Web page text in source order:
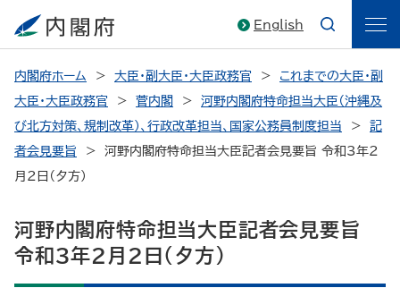
English
内閣府ホーム 大臣・副大臣・大臣政務官
これまでの大臣・副
大臣・大臣政務官
菅内閣
河野内閣府特命担当大臣（沖縄及
び北方対策、規制改革）、行政改革担当、国家公務員制度担当
記
者会見要旨
河野内閣府特命担当大臣記者会見要旨 令和3年2
月2日（夕方）
河野内閣府特命担当大臣記者会見要旨
令和3年2月2日（夕方）